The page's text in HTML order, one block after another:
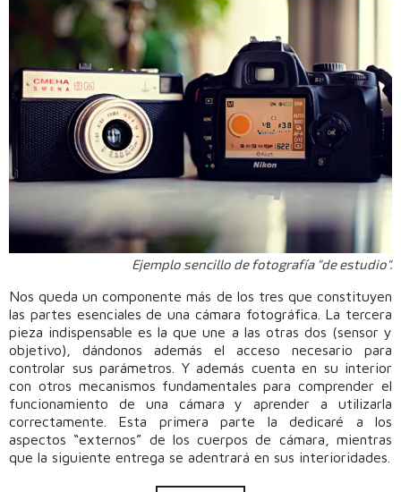
Ejemplo sencillo de fotografía "de estudio".
Nos queda un componente más de los tres que constituyen
las partes esenciales de una cámara fotográfica. La tercera
pieza indispensable es la que une a las otras dos (sensor y
objetivo), dándonos además el acceso necesario para
controlar sus parámetros. Y además cuenta en su interior
con otros mecanismos fundamentales para comprender el
funcionamiento de una cámara y aprender a utilizarla
correctamente. Esta primera parte la dedicaré a los
aspectos “externos” de los cuerpos de cámara, mientras
que la siguiente entrega se adentrará en sus interioridades.